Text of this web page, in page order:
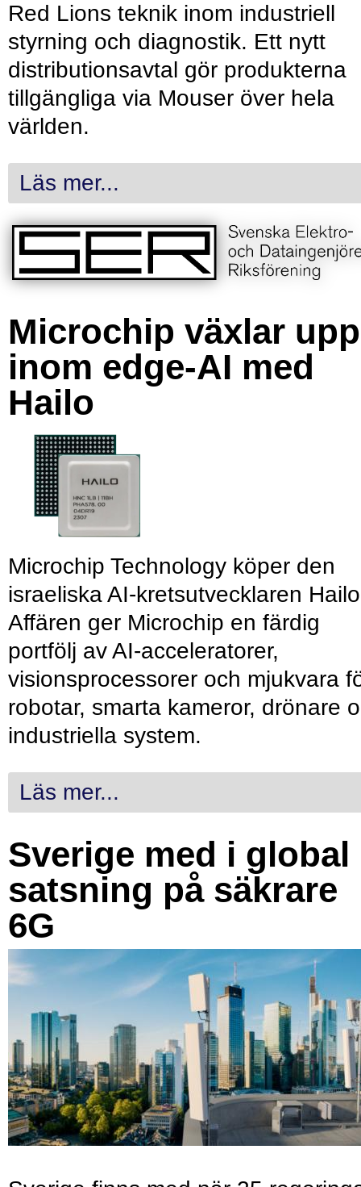
Red Lions teknik inom industriell
styrning och diagnostik. Ett nytt
distributionsavtal gör produkterna
tillgängliga via Mouser över hela
världen.
Läs mer...
Microchip växlar upp
inom edge-AI med
Hailo
Microchip Technology köper den
israeliska AI-kretsutvecklaren
Affären ger Microchip en färdig
portfölj av AI-acceleratorer,
visionsprocessorer och mjukvara
robotar, smarta kameror, drönare
industriella system.
Läs mer...
Sverige med i global
satsning på säkrare
6G